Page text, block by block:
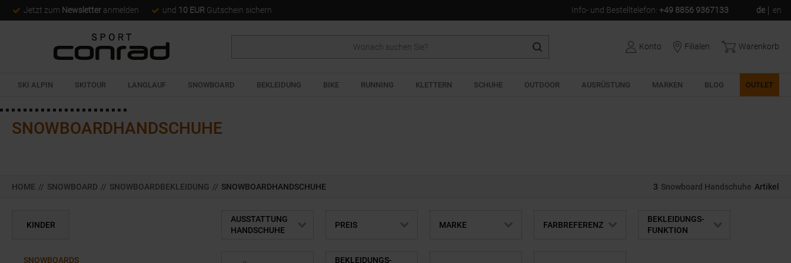
Jetzt zum Newsletter anmelden und 10 EUR Gutschein sichern Info- und Bestelltelefon: +49 8856 9367133 de en
Konto Filialen Warenkorb
SKI ALPIN SKITOUR LANGLAUF SNOWBOARD BEKLEIDUNG BIKE RUNNING KLETTERN SCHUHE OUTDOOR AUSRÜSTUNG MARKEN BLOG OUTLET
SNOWBOARDHANDSCHUHE
HOME // SNOWBOARD // SNOWBOARDBEKLEIDUNG // SNOWBOARDHANDSCHUHE 3 Snowboard Handschuhe Artikel
KINDER
SNOWBOARDS
AUSSTATTUNG
HANDSCHUHE
PREIS MARKE FARBREFERENZ
BEKLEIDUNGS-
FUNKTION
BEKLEIDUNGS-